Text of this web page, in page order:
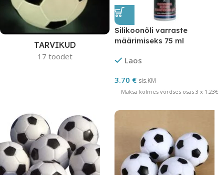
TARVIKUD
17 toodet
Silikoonõli varraste
määrimiseks 75 ml
Laos
3.70 € sis.KM
Maksa kolmes võrdses osas 3 x 1.23€